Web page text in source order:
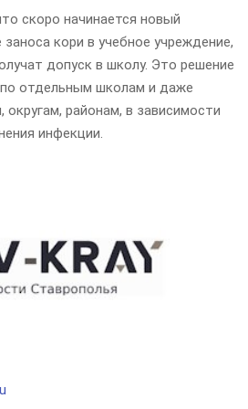
скоро начинается новый
кори в учебное учреждение,
допуск в школу. Это решение
отдельным школам и даже
районам, в зависимости
инфекции.